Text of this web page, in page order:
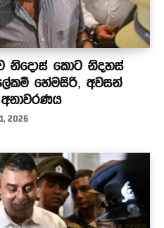
නිදොස් කොට නිදහස්
හේමසිරි, අවසන්
2026